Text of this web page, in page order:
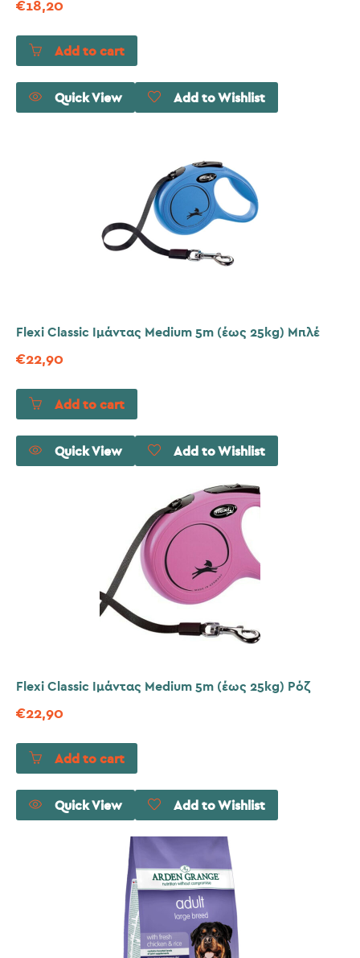
€18,20
Add to cart
Quick View Add to Wishlist
Flexi Classic Ιμάντας Medium 5m (έως 25kg) Μπλέ
€22,90
Add to cart
Quick View Add to Wishlist
Flexi Classic Ιμάντας Medium 5m (έως 25kg) Ρόζ
€22,90
Add to cart
Quick View Add to Wishlist